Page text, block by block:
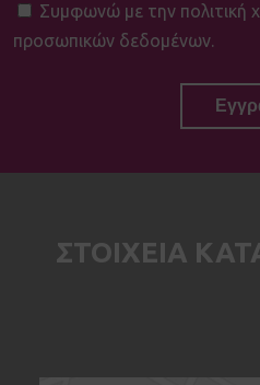
Συμφωνώ με την πολιτική
προσωπικών δεδομένων.
ΣΤΟΙΧΕΙΑ